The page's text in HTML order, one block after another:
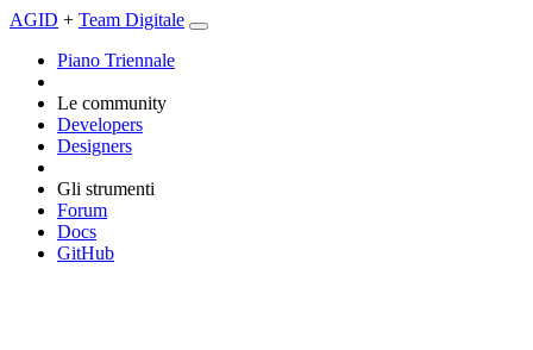
AGID + Team Digitale
Piano Triennale
Le community
Developers
Designers
Gli strumenti
Forum
Docs
GitHub